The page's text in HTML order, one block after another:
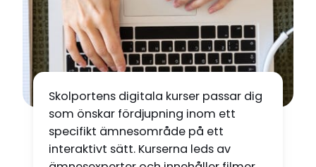
Skolportens digitala kurser passar dig
som önskar fördjupning inom ett
specifikt ämnesområde på ett
interaktivt sätt. Kurserna leds av